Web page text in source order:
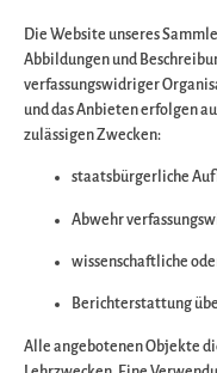
Wir
Die Website unseres
Abbildungen und
verfassungswidriger
und das Anbieten erfolgen
zulässigen Zwecken:
staatsbürgerliche
Abwehr
wissenschaftliche
Berichterstattung
Alle angebotenen Objekte